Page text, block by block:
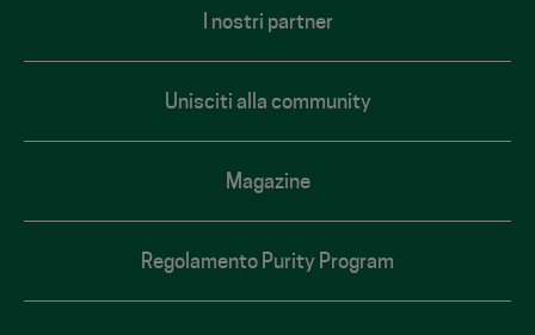
I nostri partner
Unisciti alla community
Magazine
Regolamento Purity Program